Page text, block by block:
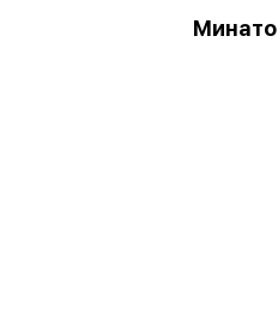
Минато